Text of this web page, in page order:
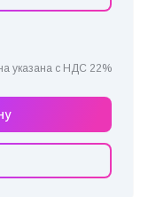
указана с НДС 22%